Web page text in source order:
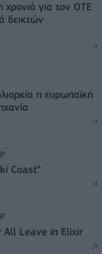
χρονιά για τον ΟΤΕ
δεικτών
η ευρωπαϊκή
Coast”
All Leave in Elixir